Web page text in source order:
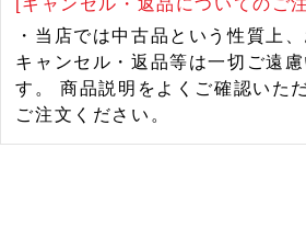
[キャンセル・返品についてのご
・当店では中古品という性質上
キャンセル・返品等は一切ご遠
す。 商品説明をよくご確認いた
ご注文ください。